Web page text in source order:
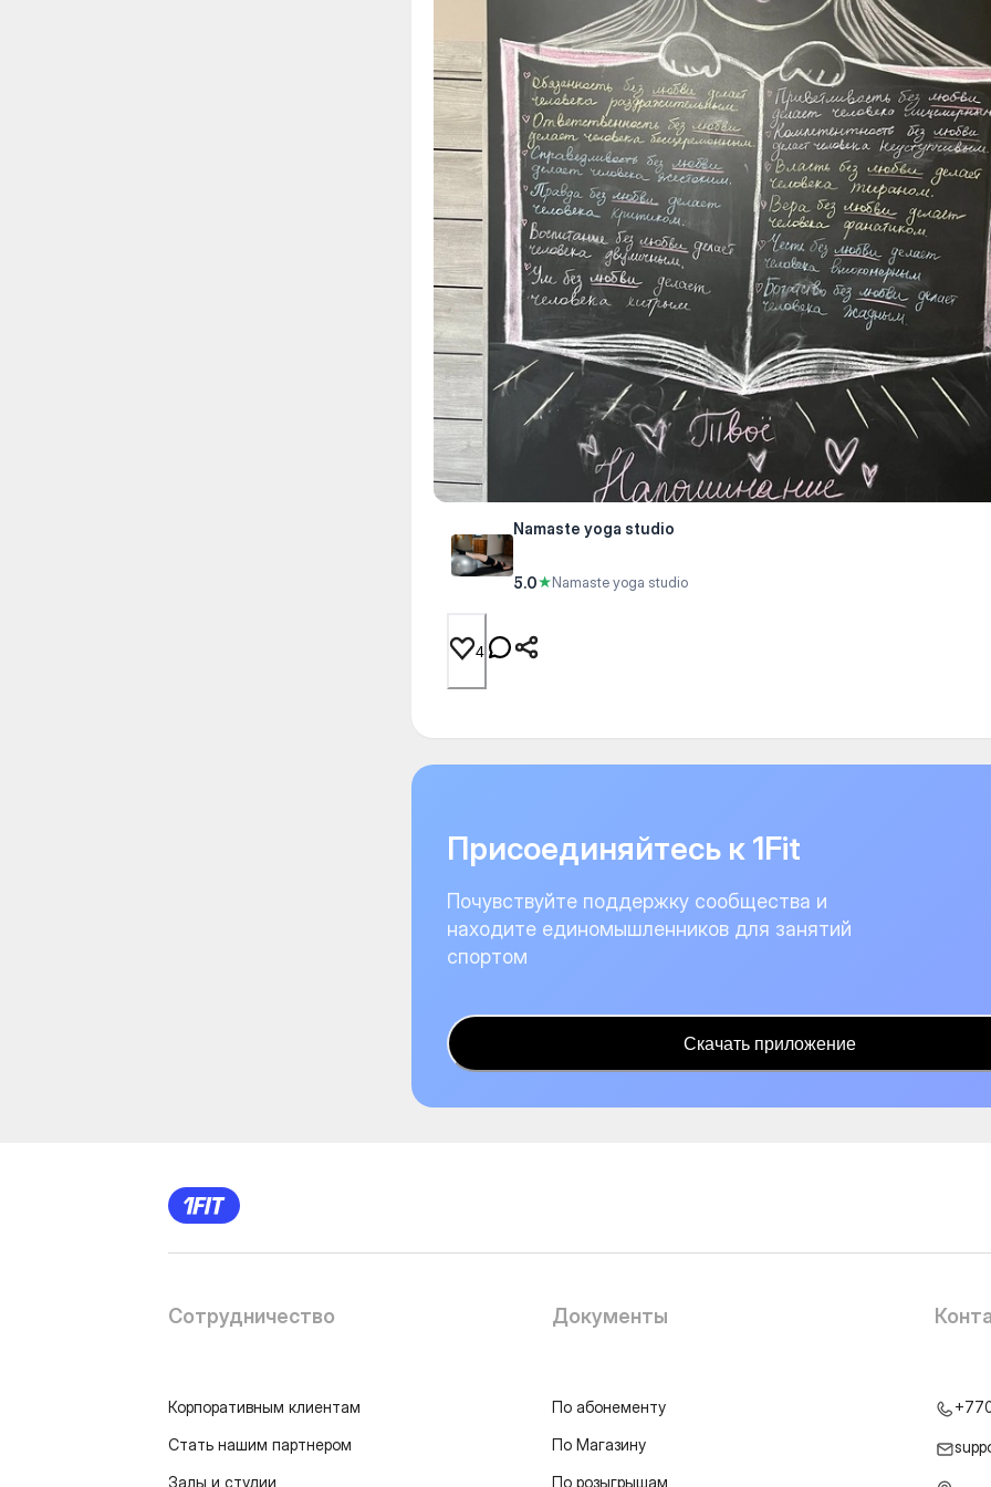
Namaste yoga studio
5.0★Namaste yoga studio
4
Присоединяйтесь к 1Fit
Почувствуйте поддержку сообщества и
находите единомышленников для занятий
спортом
Скачать приложение
Сотрудничество
Корпоративным клиентам
Стать нашим партнером
Залы и студии
Документы
По абонементу
По Магазину
По розыгрышам